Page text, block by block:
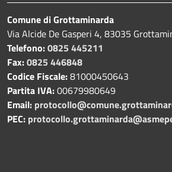
Comune di Grottaminarda
Via Alcide De Gasperi 4, 83035
Telefono:0825 445211
Fax:0825 446848
Codice Fiscale:81000450643
Partita IVA:00679980649
Email:
PEC: